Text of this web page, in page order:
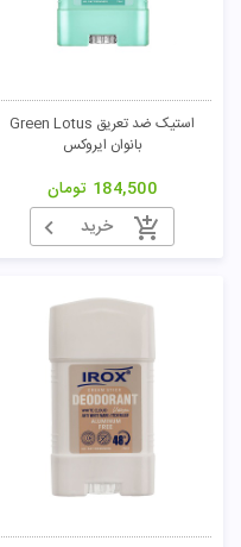
استیک ضد تعریق Green Lotus
بانوان ایروکس
184,500 تومان
خرید